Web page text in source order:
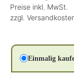
Preise inkl. MwSt.
zzgl.
Einmalig